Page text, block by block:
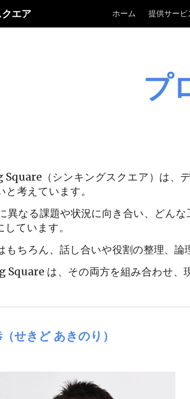
Skip to main content
エア ホーム 提供サービ
プ
（シンキングスクエア）は、デ
と考えています。
異なる課題や状況に向き合い、どん
しています。
もちろん、話し合いや役割の整理、論
は、その両方を組み合わせ、
せきど あきのり）